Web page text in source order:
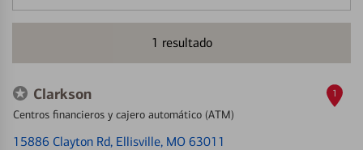
1 resultado
Clarkson
Centros financieros y cajero automático (ATM)
15886 Clayton Rd, Ellisville, MO 63011
1